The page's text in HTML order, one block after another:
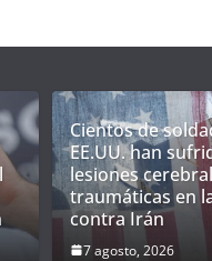
Cientos de
EE.UU. han
lesiones
traumáticas en
contra Irán
7 agosto, 2026